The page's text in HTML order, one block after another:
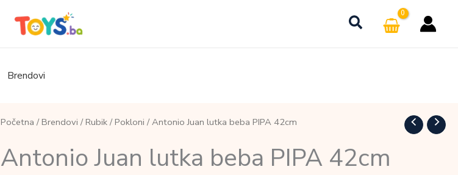
Brendovi
Početna / Brendovi / Rubik/ Pokloni / Antonio Juan lutka beba PIPA 42cm
Antonio Juan lutka beba PIPA 42cm